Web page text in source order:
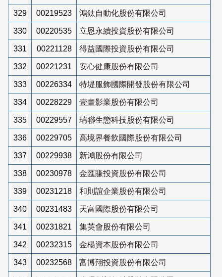
329 00219523 鴻鈦自動化股份有限公司
330 00220535 立恩永續投資股份有限公司
331 00221128 得益國際投資股份有限公司
332 00221231 安心健康股份有限公司
333 00226334 特堤服飾國際開發股份有限公司
334 00228229 壹畫影業股份有限公司
335 00229557 瑞聯生態科技股份有限公司
336 00229705 高境界餐飲國際股份有限公司
337 00229938 新鴻股份有限公司
338 00230978 金匯賺投資股份有限公司
339 00231218 和則誼企業股份有限公司
340 00231483 天富國際股份有限公司
341 00231821 集英會股份有限公司
342 00232315 金楊資本股份有限公司
343 00232568 富博翔投資股份有限公司